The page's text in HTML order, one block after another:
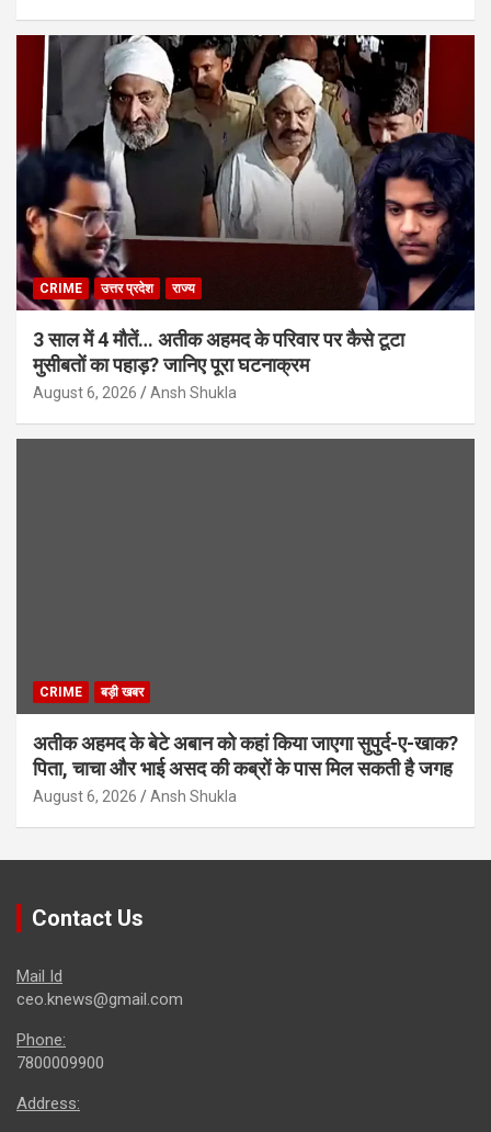
CRIME उत्तर प्रदेश राज्य
3 साल में 4 मौतें… अतीक अहमद के परिवार पर कैसे टूटा
मुसीबतों का पहाड़? जानिए पूरा घटनाक्रम
August 6, 2026 Ansh Shukla
CRIME बड़ी खबर
अतीक अहमद के बेटे अबान को कहां किया जाएगा सुपुर्द-ए-खाक?
पिता, चाचा और भाई असद की कब्रों के पास मिल सकती है जगह
August 6, 2026 Ansh Shukla
Contact Us
Mail Id
ceo.knews@gmail.com
Phone:
7800009900
Address: